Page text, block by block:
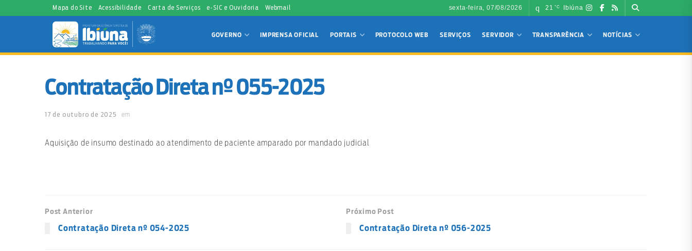
Mapa do Site Acessibilidade Carta de Serviços e-SIC e Ouvidoria Webmail sexta-feira, 07/08/2026 21 °C Ibiúna
GOVERNO IMPRENSA OFICIAL PORTAIS PROTOCOLO WEB SERVIÇOS SERVIDOR TRANSPARÊNCIA NOTÍCIAS
Contratação Direta nº 055-2025
17 de outubro de 2025 em
Aquisição de insumo destinado ao atendimento de paciente amparado por mandado judicial
Post Anterior
Contratação Direta nº 054-2025
Próximo Post
Contratação Direta nº 056-2025